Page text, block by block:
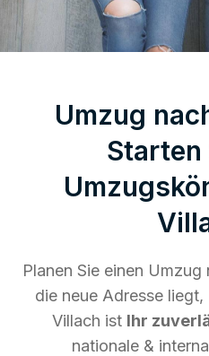
Umzug
Starten
Planen Sie einen
die neue Adresse
Villach ist Ihr
nationale &